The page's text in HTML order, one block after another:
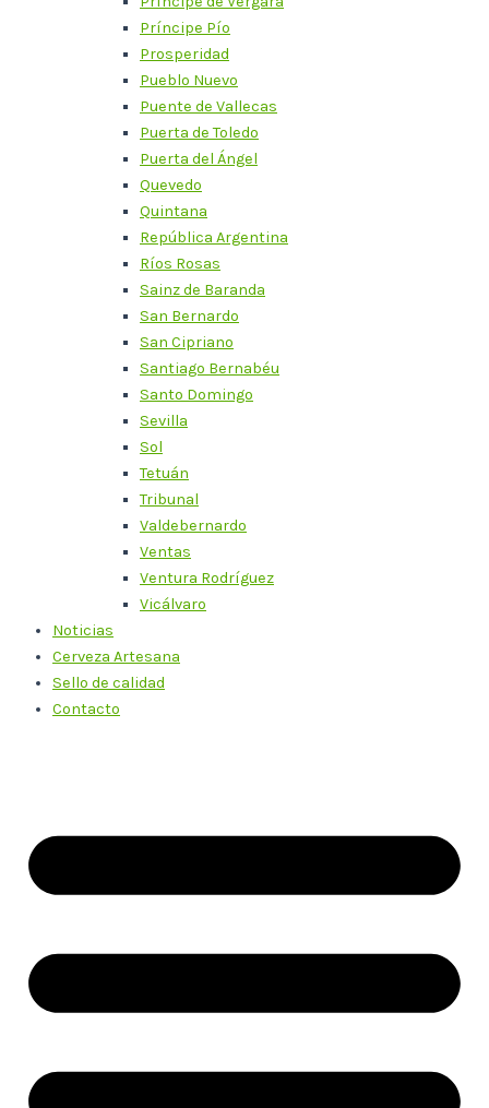
Príncipe Pío
Prosperidad
Pueblo Nuevo
Puente de Vallecas
Puerta de Toledo
Puerta del Ángel
Quevedo
Quintana
República Argentina
Ríos Rosas
Sainz de Baranda
San Bernardo
San Cipriano
Santiago Bernabéu
Santo Domingo
Sevilla
Sol
Tetuán
Tribunal
Valdebernardo
Ventas
Ventura Rodríguez
Vicálvaro
Noticias
Cerveza Artesana
Sello de calidad
Contacto